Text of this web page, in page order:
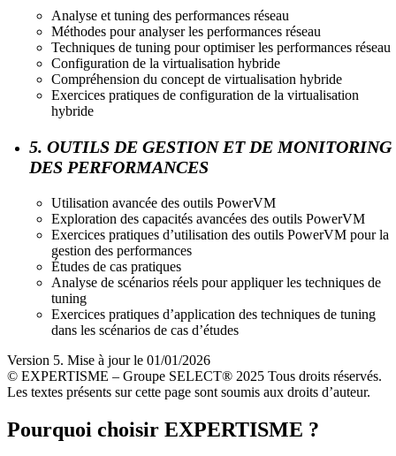
Analyse et tuning des performances réseau
Méthodes pour analyser les performances réseau
Techniques de tuning pour optimiser les performances réseau
Configuration de la virtualisation hybride
Compréhension du concept de virtualisation hybride
Exercices pratiques de configuration de la virtualisation
hybride
5. OUTILS DE GESTION ET DE MONITORING
DES PERFORMANCES
Utilisation avancée des outils PowerVM
Exploration des capacités avancées des outils PowerVM
Exercices pratiques d’utilisation des outils PowerVM pour la
gestion des performances
Études de cas pratiques
Analyse de scénarios réels pour appliquer les techniques de
tuning
Exercices pratiques d’application des techniques de tuning
dans les scénarios de cas d’études
Version 5. Mise à jour le 01/01/2026
© EXPERTISME – Groupe SELECT® 2025 Tous droits réservés.
Les textes présents sur cette page sont soumis aux droits d’auteur.
Pourquoi choisir EXPERTISME ?